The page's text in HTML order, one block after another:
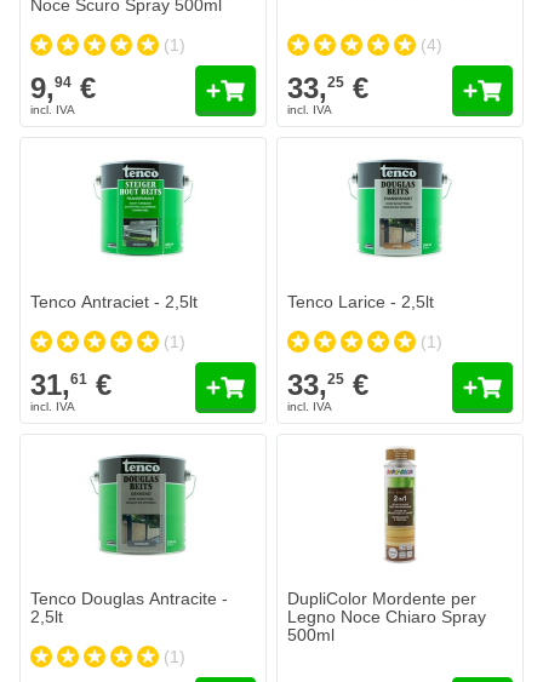
Noce Scuro Spray 500ml
(1)
9,94 €
(4)
33,25 €
Tenco Antraciet - 2,5lt
(1)
31,61 €
Tenco Larice - 2,5lt
(1)
33,25 €
Tenco Douglas Antracite -
2,5lt
(1)
DupliColor Mordente per
Legno Noce Chiaro Spray
500ml